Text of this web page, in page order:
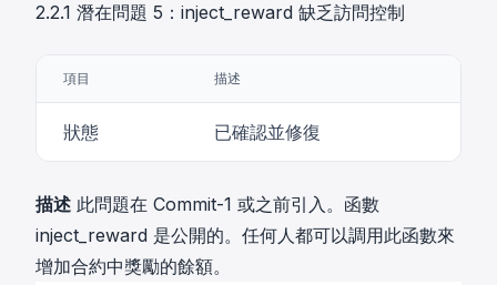
2.2.1 潛在問題 5：inject_reward 缺乏訪問控制
項目 描述
狀態 已確認並修復
描述 此問題在 Commit-1 或之前引入。函數
inject_reward 是公開的。任何人都可以調用此函數來
增加合約中獎勵的餘額。